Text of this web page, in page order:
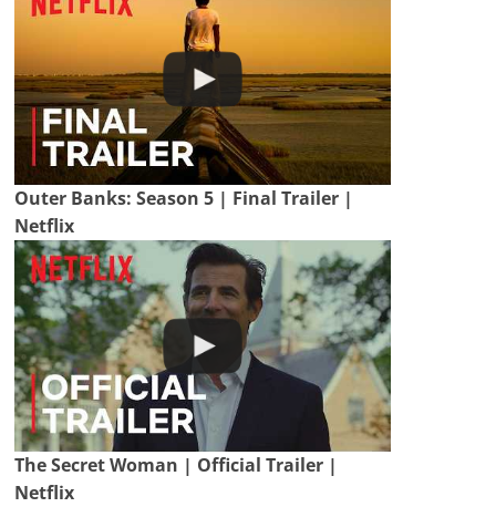
Outer Banks: Season 5 | Final Trailer |
Netflix
The Secret Woman | Official Trailer |
Netflix